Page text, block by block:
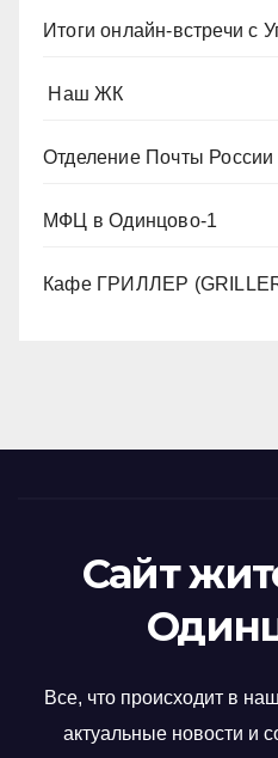
Итоги онлайн-встречи с
️ Наш ЖК
Отделение Почты
МФЦ в Одинцово-1
Кафе ГРИЛЛЕР
Сайт
Все, что происходит в
актуальные новости и